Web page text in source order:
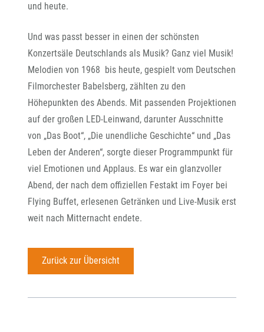
und heute.
Und was passt besser in einen der schönsten
Konzertsäle Deutschlands als Musik? Ganz viel Musik!
Melodien von 1968 bis heute, gespielt vom Deutschen
Filmorchester Babelsberg, zählten zu den
Höhepunkten des Abends. Mit passenden Projektionen
auf der großen LED-Leinwand, darunter Ausschnitte
von „Das Boot“, „Die unendliche Geschichte“ und „Das
Leben der Anderen“, sorgte dieser Programmpunkt für
viel Emotionen und Applaus. Es war ein glanzvoller
Abend, der nach dem offiziellen Festakt im Foyer bei
Flying Buffet, erlesenen Getränken und Live-Musik erst
weit nach Mitternacht endete.
Zurück zur Übersicht